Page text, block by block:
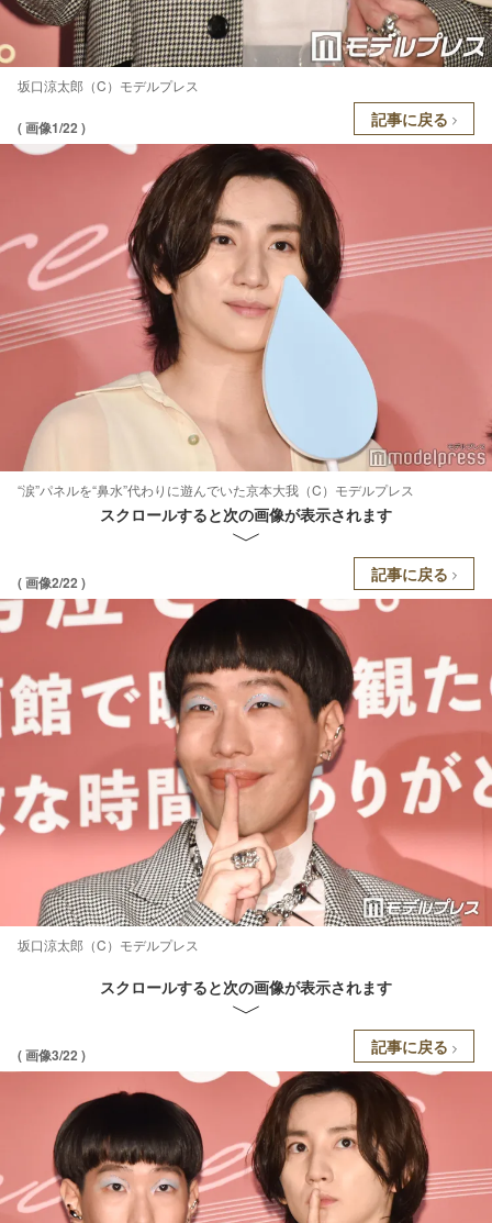
坂口涼太郎（C）モデルプレス
( 画像1/22 ) 記事に戻る
“涙”パネルを“鼻水”代わりに遊んでいた京本大我（C）モデルプレス
スクロールすると次の画像が表示されます
( 画像2/22 ) 記事に戻る
坂口涼太郎（C）モデルプレス
スクロールすると次の画像が表示されます
( 画像3/22 ) 記事に戻る